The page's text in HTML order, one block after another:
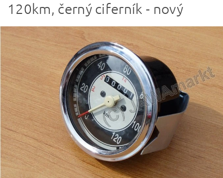
120km, černý ciferník - nový